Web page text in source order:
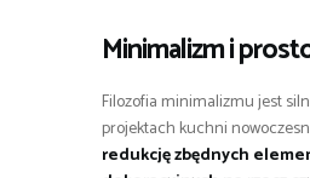
Minimalizm i
Filozofia minimalizmu jest
projektach kuchni
redukcję zbędnych